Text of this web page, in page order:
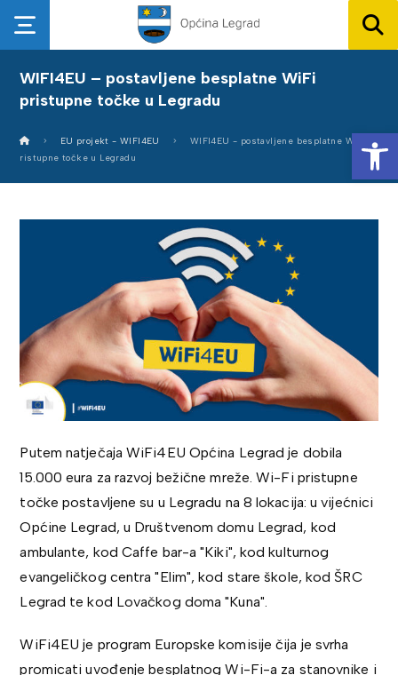
WIFI4EU – postavljene besplatne WiFi
pristupne točke u Legradu
EU projekt - WIFI4EU
WIFI4EU - postavljene besplatne WiFi p
ristupne točke u Legradu
Putem natječaja WiFi4EU Općina Legrad je dobila
15.000 eura za razvoj bežične mreže. Wi-Fi pristupne
točke postavljene su u Legradu na 8 lokacija: u vijećnici
Općine Legrad, u Društvenom domu Legrad, kod
ambulante, kod Caffe bar-a "Kiki", kod kulturnog
evangeličkog centra "Elim", kod stare škole, kod ŠRC
Legrad te kod Lovačkog doma "Kuna".
WiFi4EU je program Europske komisije čija je svrha
promicati uvođenje besplatnog Wi-Fi-a za stanovnike i